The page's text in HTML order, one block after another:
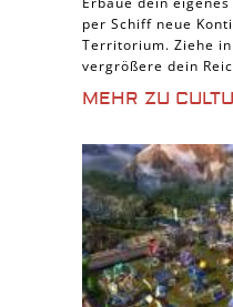
per Schiff neue
Territorium. Ziehe
vergrößere dein
MEHR ZU